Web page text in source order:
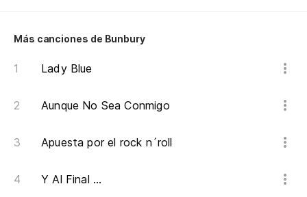
Más canciones de Bunbury
Lady Blue
Aunque No Sea Conmigo
Apuesta por el rock n´roll
Y Al Final ...